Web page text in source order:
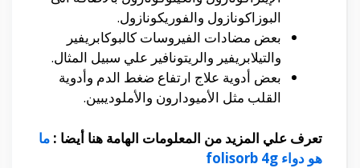
البوزاكونازول والفوريكونازول.
بعض مضادات الفيروسات كالبوكابريفير
والتيلابريفير والريتونافير علي سبيل المثال.
بعض أدوية علاج ارتفاع ضغط الدم وأدوية
القلب مثل الأميودارون والأملوديبين.
تعرف علي المزيد من المعلومات الهامة هنا أيضا : ما
هو دواء folisorb 4g